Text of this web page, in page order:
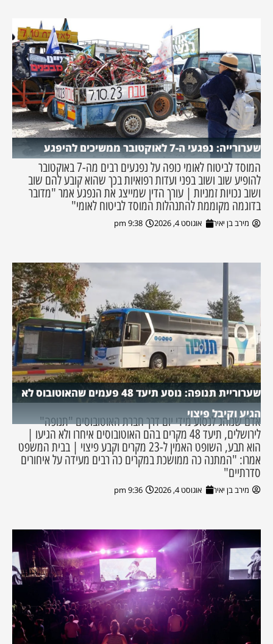
שערורייה: נפגעי ה-7 לאוקטובר ממשיכים להיפגע
המוסד לביטוח לאומי כופה על נפגעים רבים מה-7 באוקטובר
להופיע שוב ושוב בפני ועדות רפואיות בכך שהוא קובע להם שוב
ושוב נכויות זמניות | עורך הדין שמייצג את הנפגע אמר "מדובר
בדוגמה מקוממת להתנהלות המוסד לביטוח לאומי"
מירב בן יאיר אוגוסט 4, 2026 9:38 pm
שערוריית תנופה: נוסע תיעד 48 פעמים שהאוטובוס לא
הגיע וקיבל פיצוי
אדם שנוהג לנסוע מידי יום דרך חברת האוטובוסים "תנופה"
לירושלים, תיעד 48 מקרים בהם האוטובוסים איחרו ולא הגיעו |
הוא תבע, השופט האמין ל-23 מקרים וקבע פיצוי | בבית המשפט
אמרו: "המתנה כה ממושכת במקרים כה רבים מעידה על איחורים
סדרתיים"
מירב בן יאיר אוגוסט 4, 2026 9:36 pm